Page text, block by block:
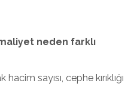
neden farklı
sayısı, cephe kırıklığı